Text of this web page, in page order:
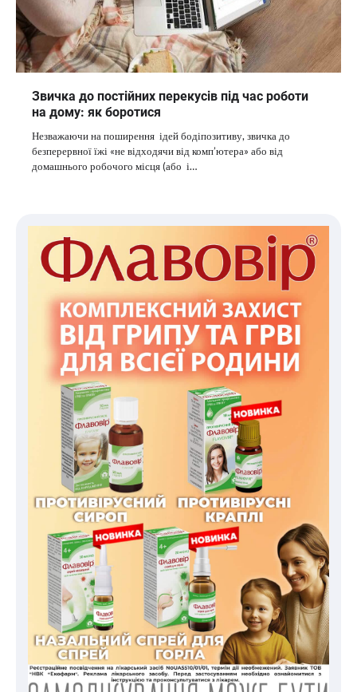
Звичка до постійних перекусів під час роботи
на дому: як боротися
Незважаючи на поширення ідей бодіпозитиву, звичка до
безперервної їжі «не відходячи від комп’ютера» або від
домашнього робочого місця (або і…